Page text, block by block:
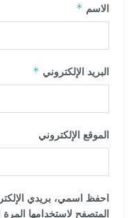
الاسم *
البريد الإلكتروني *
الموقع الإلكتروني
احفظ اسمي، بريدي
المتصفح لاستخدامها